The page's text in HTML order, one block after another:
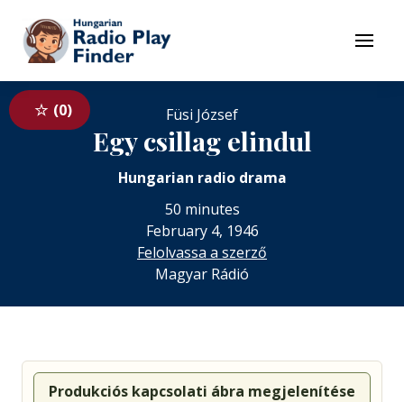
To contents
Menu
0 Füsi József
Egy csillag elindul
Hungarian radio drama
50 minutes
February 4, 1946
Felolvassa a szerző
Magyar Rádió
Produkciós kapcsolati ábra megjelenítése